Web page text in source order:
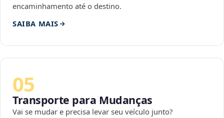
encaminhamento até o destino.
SAIBA MAIS
05
Transporte para Mudanças
Vai se mudar e precisa levar seu veículo junto?